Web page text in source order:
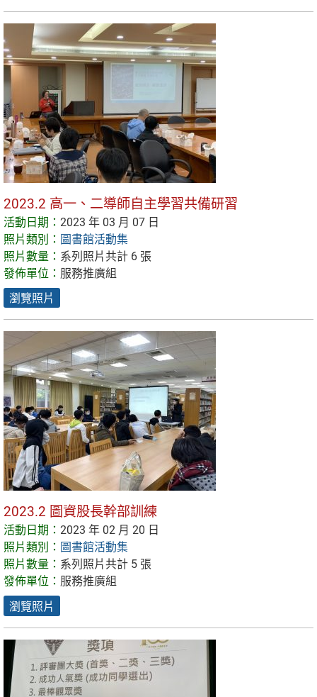
2023.2 高一、二導師自主學習共備研習
活動日期： 2023 年 03 月 07 日
照片類別： 圖書館活動集
照片數量： 系列照片共計 6 張
發佈單位： 服務推廣組
瀏覽照片
2023.2 圖資股長幹部訓練
活動日期： 2023 年 02 月 20 日
照片類別： 圖書館活動集
照片數量： 系列照片共計 5 張
發佈單位： 服務推廣組
瀏覽照片